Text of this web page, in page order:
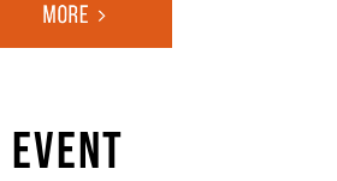
EVENT